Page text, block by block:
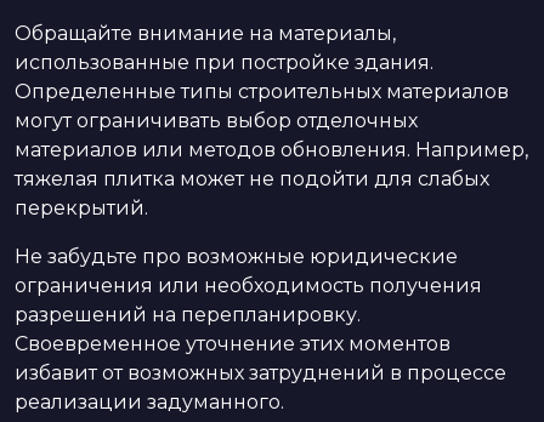
Обращайте внимание на материалы,
использованные при постройке здания.
Определенные типы строительных материалов
могут ограничивать выбор отделочных
материалов или методов обновления. Например,
тяжелая плитка может не подойти для слабых
перекрытий.
Не забудьте про возможные юридические
ограничения или необходимость получения
разрешений на перепланировку.
Своевременное уточнение этих моментов
избавит от возможных затруднений в процессе
реализации задуманного.